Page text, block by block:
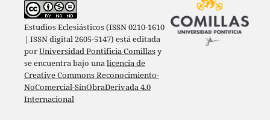
Estudios Eclesiásticos (ISSN 0210-1610
| ISSN digital 2605-5147) está editada
porUniversidad Pontificia Comillasy
se encuentra bajo unalicencia de
Creative Commons Reconocimiento-
NoComercial-SinObraDerivada 4.0
Internacional